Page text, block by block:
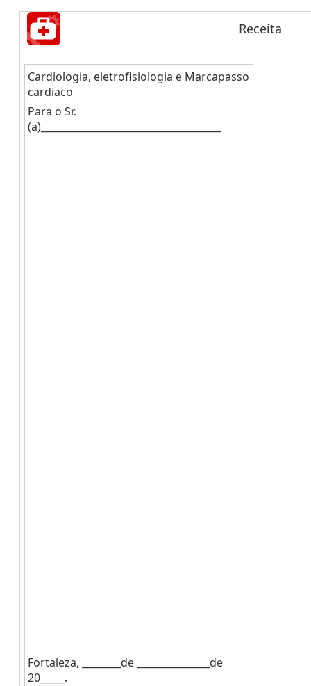
Receita
Cardiologia, eletrofisiologia e Marcapasso
cardiaco
Para o Sr.
(a)_____________________________________
Fortaleza, ________de _______________de
20_____.